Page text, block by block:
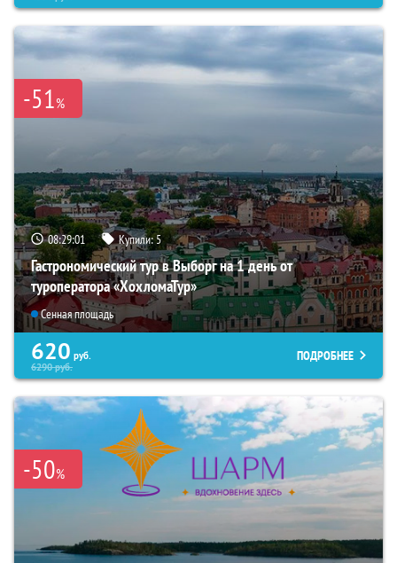
-51%
08:29:00 Купили:5
Гастрономический тур в Выборг на 1 день от
туроператора «ХохломаТур»
Сенная площадь
620 руб.
6290руб.
ПОДРОБНЕЕ
-50%